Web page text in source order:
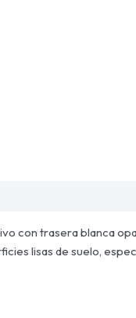
con trasera blanca
lisas de suelo,